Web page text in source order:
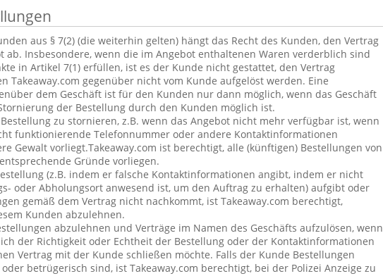
aus § 7(2) (die weiterhin gelten) hängt das Recht des Kunden, den Vertrag
ab. Insbesondere, wenn die im Angebot enthaltenen Waren verderblich sind
in Artikel 7(1) erfüllen, ist es der Kunde nicht gestattet, den Vertrag
Takeaway.com gegenüber nicht vom Kunde aufgelöst werden. Eine
dem Geschäft ist für den Kunden nur dann möglich, wenn das Geschäft
der Bestellung durch den Kunden möglich ist.
zu stornieren, z.B. wenn das Angebot nicht mehr verfügbar ist, wenn
funktionierende Telefonnummer oder andere Kontaktinformationen
Gewalt vorliegt.Takeaway.com ist berechtigt, alle (künftigen) Bestellungen von
Gründe vorliegen.
(z.B. indem er falsche Kontaktinformationen angibt, indem er nicht
oder Abholungsort anwesend ist, um den Auftrag zu erhalten) aufgibt oder
gemäß dem Vertrag nicht nachkommt, ist Takeaway.com berechtigt,
Kunden abzulehnen.
abzulehnen und Verträge im Namen des Geschäfts aufzulösen, wenn
der Richtigkeit oder Echtheit der Bestellung oder der Kontaktinformationen
Vertrag mit der Kunde schließen möchte. Falls der Kunde Bestellungen
betrügerisch sind, ist Takeaway.com berechtigt, bei der Polizei Anzeige zu